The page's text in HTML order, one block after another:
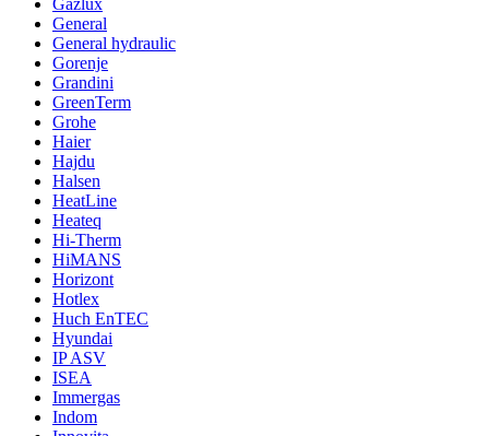
General
General hydraulic
Gorenje
Grandini
GreenTerm
Grohe
Haier
Hajdu
Halsen
HeatLine
Heateq
Hi-Therm
HiMANS
Horizont
Hotlex
Huch EnTEC
Hyundai
IP ASV
ISEA
Immergas
Indom